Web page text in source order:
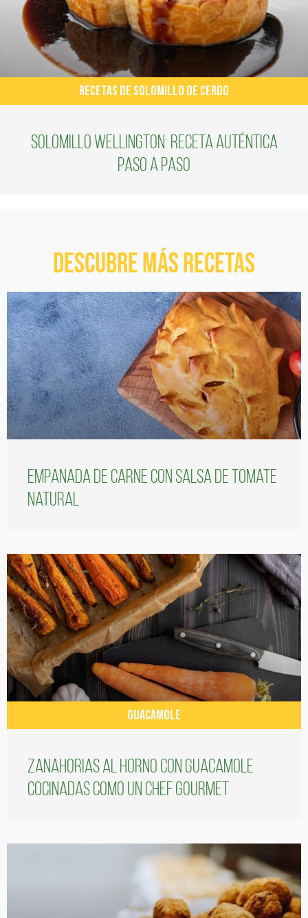
RECETAS DE SOLOMILLO DE CERDO
Solomillo Wellington: receta auténtica
paso a paso
Descubre más recetas
Empanada de carne con salsa de tomate
natural
GUACAMOLE
Zanahorias al horno con guacamole
cocinadas como un chef gourmet